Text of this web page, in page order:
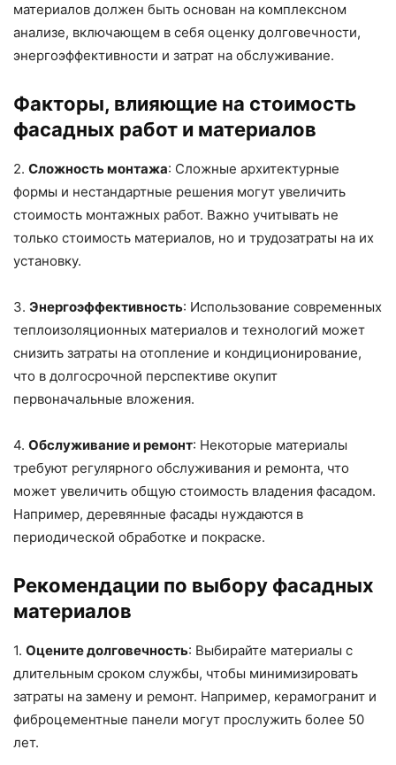
материалов должен быть основан на комплексном
анализе, включающем в себя оценку долговечности,
энергоэффективности и затрат на обслуживание.
Факторы, влияющие на стоимость
фасадных работ и материалов
2. Сложность монтажа: Сложные архитектурные
формы и нестандартные решения могут увеличить
стоимость монтажных работ. Важно учитывать не
только стоимость материалов, но и трудозатраты на их
установку.
3. Энергоэффективность: Использование современных
теплоизоляционных материалов и технологий может
снизить затраты на отопление и кондиционирование,
что в долгосрочной перспективе окупит
первоначальные вложения.
4. Обслуживание и ремонт: Некоторые материалы
требуют регулярного обслуживания и ремонта, что
может увеличить общую стоимость владения фасадом.
Например, деревянные фасады нуждаются в
периодической обработке и покраске.
Рекомендации по выбору фасадных
материалов
1. Оцените долговечность: Выбирайте материалы с
длительным сроком службы, чтобы минимизировать
затраты на замену и ремонт. Например, керамогранит и
фиброцементные панели могут прослужить более 50
лет.